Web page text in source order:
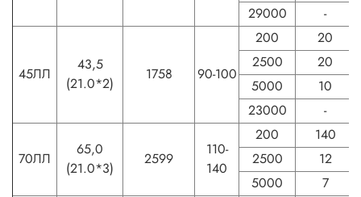
29000
-
45ЛЛ
43,5
(21.0*2)
1758 90-100
200
20
2500
20
5000
10
23000
-
70ЛЛ
65,0
(21.0*3)
2599
110-
140
200
140
2500
12
5000
7